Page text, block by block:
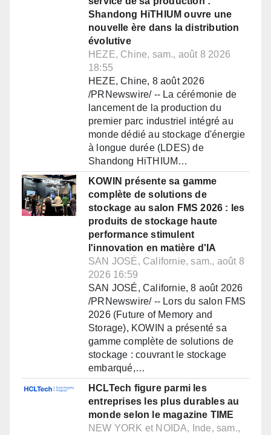
Shandong HiTHIUM ouvre une
nouvelle ère dans la distribution
évolutive
HEZE, Chine, sam., août 8 2026
18:55
HEZE, Chine, 8 août 2026
/PRNewswire/ -- La cérémonie de
lancement de la production du
premier parc industriel intégré au
monde dédié au stockage d'énergie
à longue durée (LDES) de
Shandong HiTHIUM…
KOWIN présente sa gamme
complète de solutions de
stockage au salon FMS 2026 : les
produits de stockage haute
performance stimulent
l'innovation en matière d'IA
SAN JOSÉ, Californie, sam., août 8
2026 16:59
SAN JOSÉ, Californie, 8 août 2026
/PRNewswire/ -- Lors du salon FMS
2026 (Future of Memory and
Storage), KOWIN a présenté sa
gamme complète de solutions de
stockage : couvrant le stockage
embarqué,…
HCLTech figure parmi les
entreprises les plus durables au
monde selon le magazine TIME
NEW YORK et NOIDA, Inde, sam.,